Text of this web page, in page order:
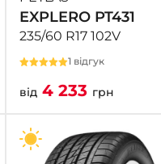
EXPLERO PT431
235/60 R17 102V
1 відгук
від4 233 грн